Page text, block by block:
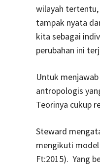
wilayah tertentu,
tampak nyata
kita sebagai
perubahan ini
Untuk
antropologis
Teorinya cukup
Steward
mengikuti model
Ft:2015). Yang